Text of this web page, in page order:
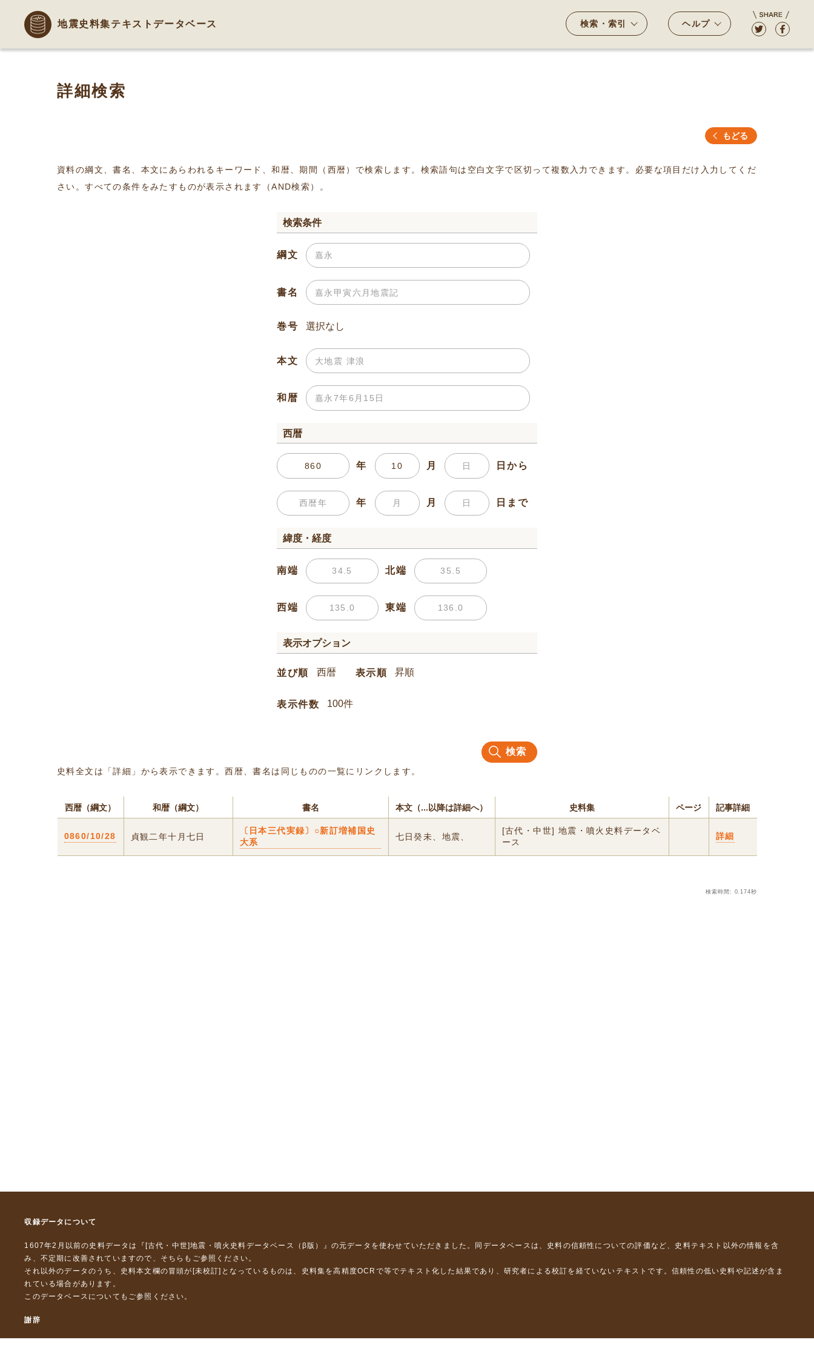
地震史料集テキストデータベース 検索・索引 ヘルプ
詳細検索
もどる
資料の綱文、書名、本文にあらわれるキーワード、和暦、期間（西暦）で検索します。検索語句は空白文字で区切って複数入力できます。必要な項目だけ入力してくだ
さい。すべての条件をみたすものが表示されます（AND検索）。
検索条件
綱文
書名
巻号
本文
和暦
西暦
年 月 日から
年 月 日まで
緯度・経度
南端 北端
西端 東端
表示オプション
並び順 表示順
表示件数
検索
史料全文は「詳細」から表示できます。西暦、書名は同じものの一覧にリンクします。
西暦（綱文） 和暦（綱文） 書名 本文（...以降は詳細へ） 史料集 ページ 記事詳細
0860/10/28 貞観二年十月七日
〔日本三代実録〕○新訂増補国史
大系
七日癸未、地震、
[古代・中世] 地震・噴火史料データベ
ース
詳細
検索時間: 0.174秒
収録データについて
1607年2月以前の史料データは『 [古代・中世]地震・噴火史料データベース（β版）』 の元データを使わせていただきました。同データベースは、史料の信頼性についての評価など、史料テキスト以外の情報を含
み、不定期に改善されていますので、 そちら もご参照ください。
それ以外のデータのうち、史料本文欄の冒頭が[未校訂]となっているものは、史料集を高精度OCRで等でテキスト化した結果であり、研究者による校訂を経ていないテキストです。信頼性の低い史料や記述が含ま
れている場合があります。
このデータベースについて もご参照ください。
謝辞